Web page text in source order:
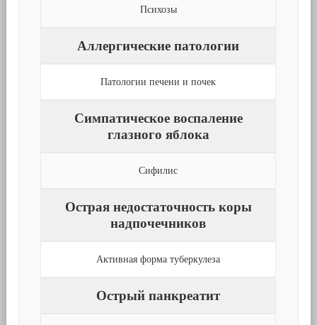
Психозы
Аллергические патологии
Патологии печени и почек
Симпатическое воспаление
глазного яблока
Сифилис
Острая недостаточность коры
надпочечников
Активная форма туберкулеза
Острый панкреатит